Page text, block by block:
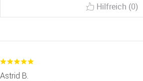
Hilfreich (0)
Astrid B.